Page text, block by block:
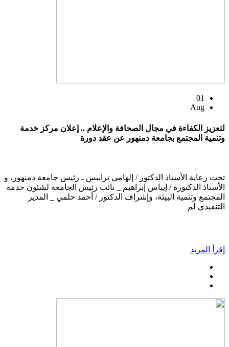
01
Aug
لتعزيز الكفاءة في مجال الصحافة والإعلام .. إعلان مركز خدمة
وتنمية المجتمع بجامعة دمنهور عن عقد دورة
تحت رعاية الأستاذ الدكتور / إلهامي ترابيس ـ رئيس جامعة دمنهور، و
الأستاذ الدكتورة / إيناس إبراهيم _ نائب رئيس الجامعة لشئون خدمة
المجتمع وتنمية البيئة، وإشراف الدكتور / أحمد حلمي _ المدير
التنفيذي لم
إقرأ المزيد